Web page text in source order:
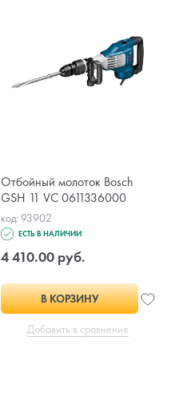
Отбойный молоток Bosch
GSH 11 VC 0611336000
код: 93902
ЕСТЬ В НАЛИЧИИ
4 410.00 руб.
В КОРЗИНУ
Добавить в сравнение